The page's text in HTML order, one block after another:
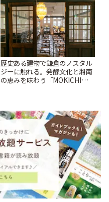
歴史ある建物で鎌倉のノスタル
ジーに触れる。発酵文化と湘南
の恵みを味わう「MOKICHI